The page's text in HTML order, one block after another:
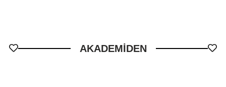
AKADEMİDEN